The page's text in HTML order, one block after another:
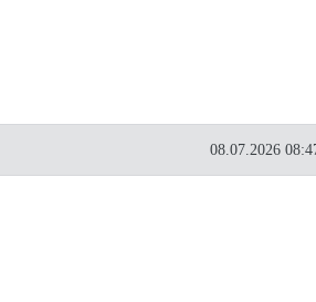
08.07.2026